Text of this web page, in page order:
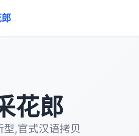
花郎
型,官式汉语拷贝